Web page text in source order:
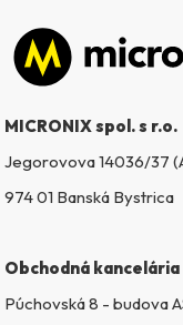
Zápätie
MICRONIX spol. s r.o.
Jegorovova 14036/37
974 01 Banská Bystrica
Obchodná
Púchovská 8 - budova